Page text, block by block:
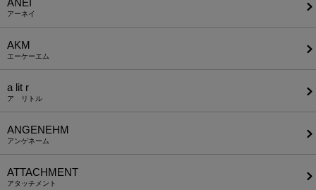
ANEI
アーネイ
AKM
エーケーエム
a lit r
ア リトル
ANGENEHM
アンゲネーム
ATTACHMENT
アタッチメント